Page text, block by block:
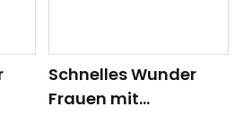
Schnelles Wunder
Frauen mit